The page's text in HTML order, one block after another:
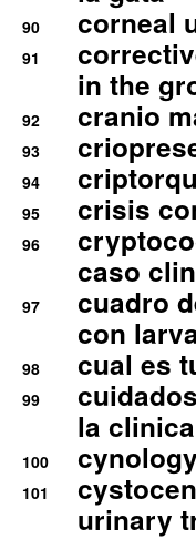
90 corneal
91
in the
92 cranio
93
94
95 crisis
96
caso
97
cuadro
con
98 cual es
99
la
100
101
urinary